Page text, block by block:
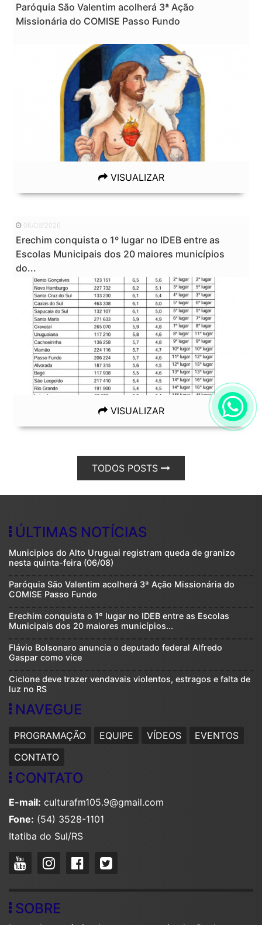
Paróquia São Valentim acolherá 3ª Ação
Missionária do COMISE Passo Fundo
VISUALIZAR
06/08/2026
Erechim conquista o 1º lugar no IDEB entre as
Escolas Municipais dos 20 maiores municípios
do...
VISUALIZAR
TODOS POSTS
ÚLTIMAS NOTÍCIAS
Municipios do Alto Uruguai registram queda de granizo
nesta quinta-feira (06/08)
Paróquia São Valentim acolherá 3ª Ação Missionária do
COMISE Passo Fundo
Erechim conquista o 1º lugar no IDEB entre as Escolas
Municipais dos 20 maiores municípios...
Flávio Bolsonaro anuncia o deputado federal Alfredo
Gaspar como vice
Ciclone deve trazer vendavais violentos, estragos e falta de
luz no RS
NAVEGUE
PROGRAMAÇÃO EQUIPE VÍDEOS
EVENTOS
CONTATO
CONTATO
E-mail: culturafm105.9@gmail.com
Fone: (54) 3528-1101
Itatiba do Sul/RS
SOBRE